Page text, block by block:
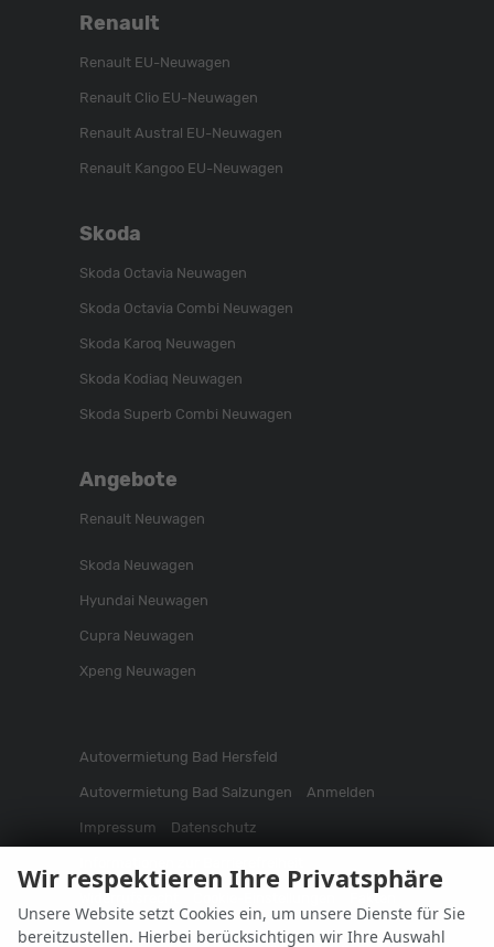
Renault
Renault EU-Neuwagen
Renault Clio EU-Neuwagen
Renault Austral EU-Neuwagen
Renault Kangoo EU-Neuwagen
Skoda
Skoda Octavia Neuwagen
Skoda Octavia Combi Neuwagen
Skoda Karoq Neuwagen
Skoda Kodiaq Neuwagen
Skoda Superb Combi Neuwagen
Angebote
Renault Neuwagen
Skoda Neuwagen
Hyundai Neuwagen
Cupra Neuwagen
Xpeng Neuwagen
Autovermietung Bad Hersfeld
Autovermietung Bad Salzungen Anmelden
Impressum Datenschutz
Widerrufsrecht Fakten
Wir respektieren Ihre Privatsphäre
Unsere Website setzt Cookies ein, um unsere Dienste für Sie
bereitzustellen. Hierbei berücksichtigen wir Ihre Auswahl